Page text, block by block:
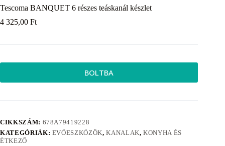
Tescoma BANQUET 6 részes teáskanál készlet
4 325,00 Ft
BOLTBA
CIKKSZÁM: 678A79419228
KATEGÓRIÁK: EVŐESZKÖZÖK,KANALAK,KONYHA ÉS
ÉTKEZŐ